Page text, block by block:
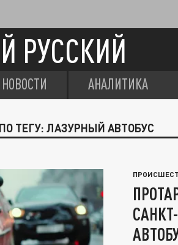
РУССКИЙ
НОВОСТИ АНАЛИТИКА
ТЕГУ: ЛАЗУРНЫЙ АВТОБУС